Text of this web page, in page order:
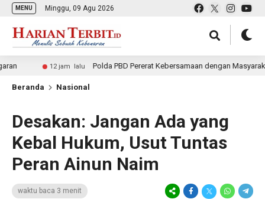
MENU Minggu, 09 Agu 2026
12 jam lalu Polda PBD Pererat Kebersamaan dengan Masyarakat melalui
Beranda Nasional
Desakan: Jangan Ada yang
Kebal Hukum, Usut Tuntas
Peran Ainun Naim
waktu baca 3 menit